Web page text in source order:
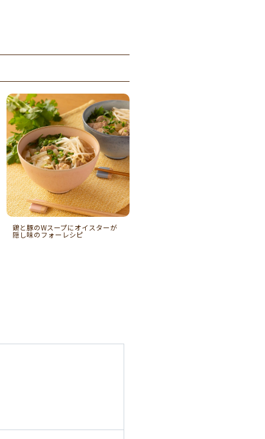
鶏と豚のWスープにオイスターが
隠し味のフォーレシピ